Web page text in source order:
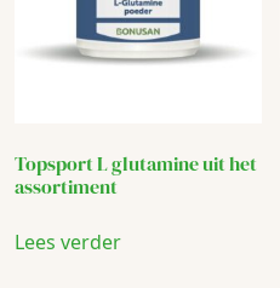
Topsport L glutamine uit het
assortiment
Lees verder